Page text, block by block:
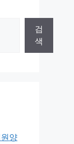
검
색
양